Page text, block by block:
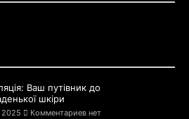
Ваш путівник до
шкіри
2025 Комментариев нет